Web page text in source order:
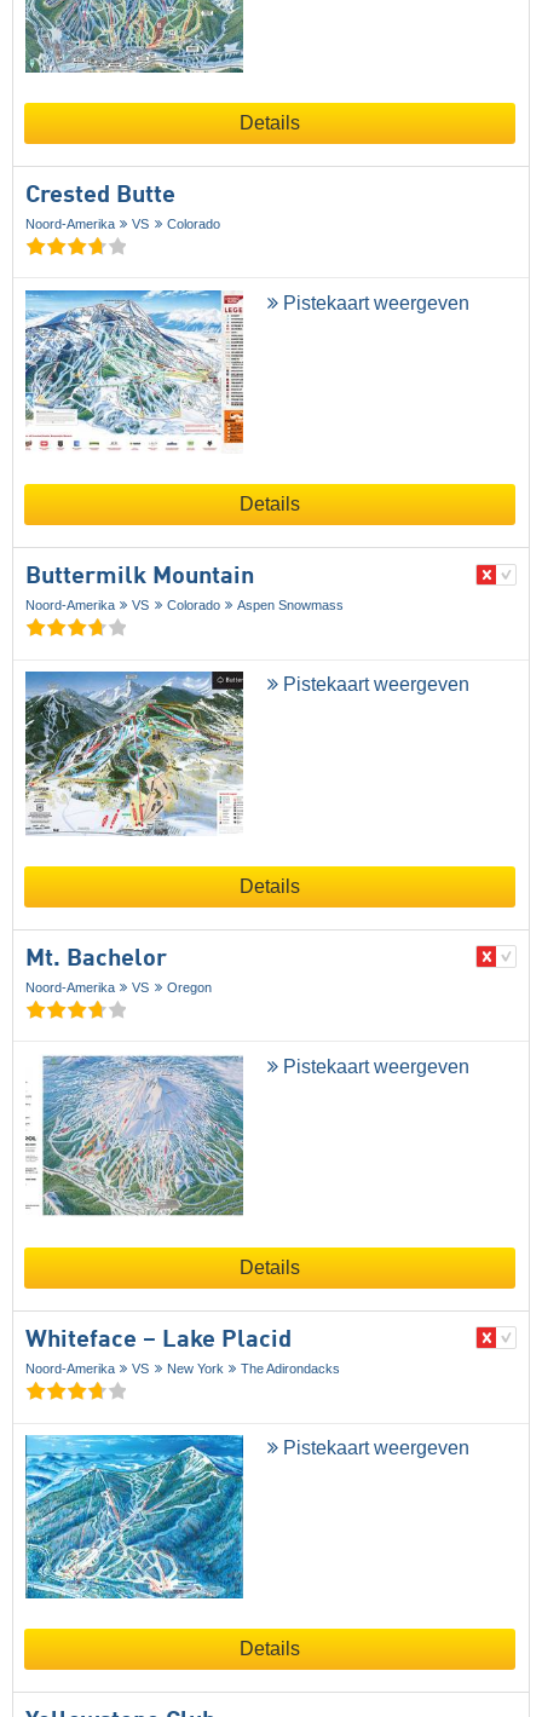
Details
Crested Butte
Noord-Amerika VS Colorado
Pistekaart weergeven
Details
Buttermilk Mountain
Noord-Amerika VS Colorado Aspen Snowmass
Pistekaart weergeven
Details
Mt. Bachelor
Noord-Amerika VS Oregon
Pistekaart weergeven
Details
Whiteface – Lake Placid
Noord-Amerika VS New York The Adirondacks
Pistekaart weergeven
Details